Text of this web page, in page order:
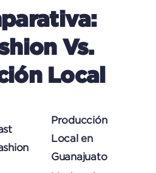
Vs.
Local
Producción
Local en
Guanajuato